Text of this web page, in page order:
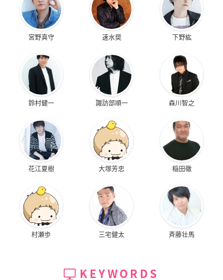
宮野真守 速水奨 下野紘
鈴村健一 諏訪部順一 森川智之
花江夏樹 大塚芳忠 稲田徹
村瀬歩 三宅健太 斉藤壮馬
KEYWORDS